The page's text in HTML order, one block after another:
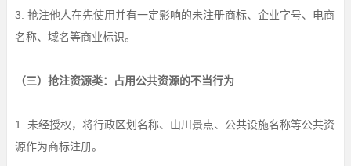
3. 抢注他人在先使用并有一定影响的未注册商标、企业字号、电商
名称、域名等商业标识。
（三）抢注资源类：占用公共资源的不当行为
1. 未经授权，将行政区划名称、山川景点、公共设施名称等公共资
源作为商标注册。